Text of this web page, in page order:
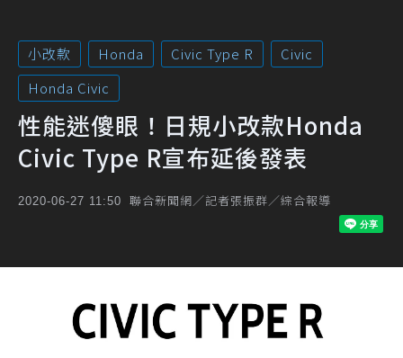
小改款 Honda Civic Type R
Civic
Honda Civic
性能迷傻眼！日規小改款Honda
Civic Type R宣布延後發表
2020-06-27 11:50 聯合新聞網／記者張振群／綜合報導